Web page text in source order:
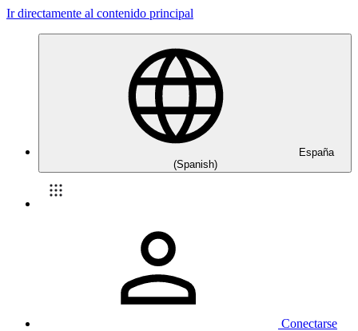
Ir directamente al contenido principal
España
(Spanish)
Conectarse